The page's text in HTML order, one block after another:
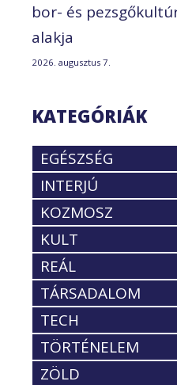
bor- és
alakja
2026. augusztus 7.
KATEGÓRIÁK
EGÉSZSÉG
INTERJÚ
KOZMOSZ
KULT
REÁL
TÁRSADALOM
TECH
TÖRTÉNELEM
ZÖLD